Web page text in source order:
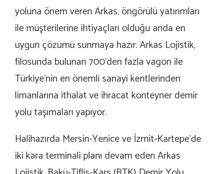
yoluna önem veren Arkas, öngörülü yatırımları
ile müşterilerine ihtiyaçları olduğu anda en
uygun çözümü sunmaya hazır. Arkas Lojistik,
filosunda bulunan 700’den fazla vagon ile
Türkiye’nin en önemli sanayi kentlerinden
limanlarına ithalat ve ihracat konteyner demir
yolu taşımaları yapıyor.
Halihazırda Mersin-Yenice ve İzmit-Kartepe’de
iki kara terminali planı devam eden Arkas